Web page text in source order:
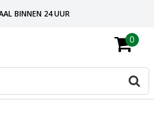
BINNEN 24 UUR
VANAF € 59,00 0